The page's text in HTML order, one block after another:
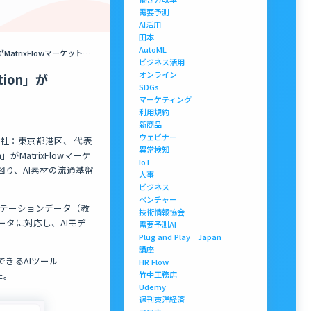
ソフトバンクが運営するアノテーション代行サービス「TASUKI Annotation」がMatrixFlowマーケットプレイスに出品
」が
：東京都港区、 代表
がMatrixFlowマーケ
、AI素材の流通基盤
ーションデータ（教
タに対応し、AIモデ
きるAIツール
需要予測
AI活用
田本
AutoML
ビジネス活用
オンライン
SDGs
マーケティング
利用規約
新商品
ウェビナー
異常検知
IoT
人事
ビジネス
ベンチャー
技術情報協会
需要予測AI
Plug and Play Japan
講座
HR Flow
竹中工務店
Udemy
週刊東洋経済